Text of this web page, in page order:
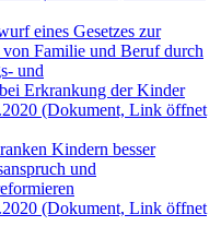
eines Gesetzes zur
von Familie und Beruf durch
und
Erkrankung der Kinder
(Dokument, Link öffnet
Kindern besser
und
(Dokument, Link öffnet